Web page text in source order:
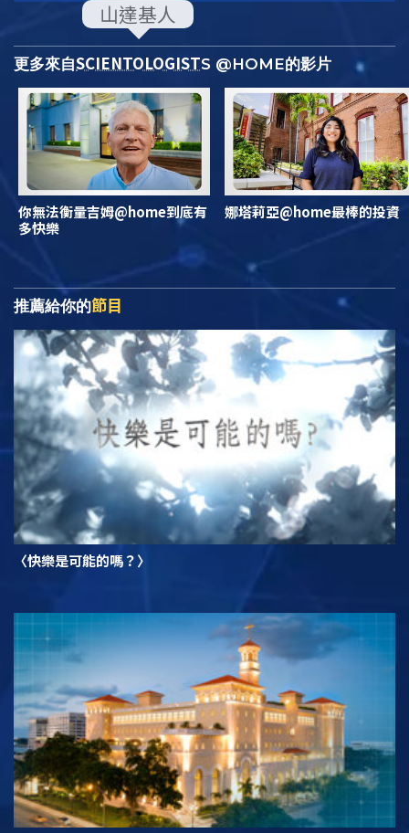
更多來自SCIENTOLOGISTS @HOME的影片
你無法衡量吉姆@home到底有
多快樂
娜塔莉亞@home最棒的投資
推薦給你的節目
〈快樂是可能的嗎？〉